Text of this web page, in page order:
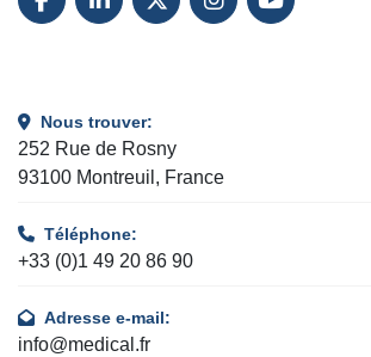
FACEBOOK
LINKEDINTWITTERINSTAGRAM
YOUTUBE
Nous trouver:
252 Rue de Rosny
93100 Montreuil, France
Téléphone:
+33 (0)1 49 20 86 90
Adresse e-mail:
info@medical.fr